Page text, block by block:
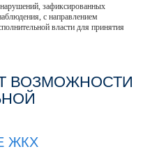
зафиксированных
с направлением
власти для принятия
ВОЗМОЖНОСТИ
ЖКХ